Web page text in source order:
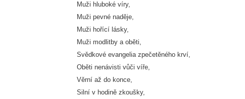
Muži hluboké víry,
Muži pevné naděje,
Muži hořící lásky,
Muži modlitby a oběti,
Svědkové evangelia zpečetěného krví,
Oběti nenávisti vůči víře,
Věrní až do konce,
Silní v hodině zkoušky,